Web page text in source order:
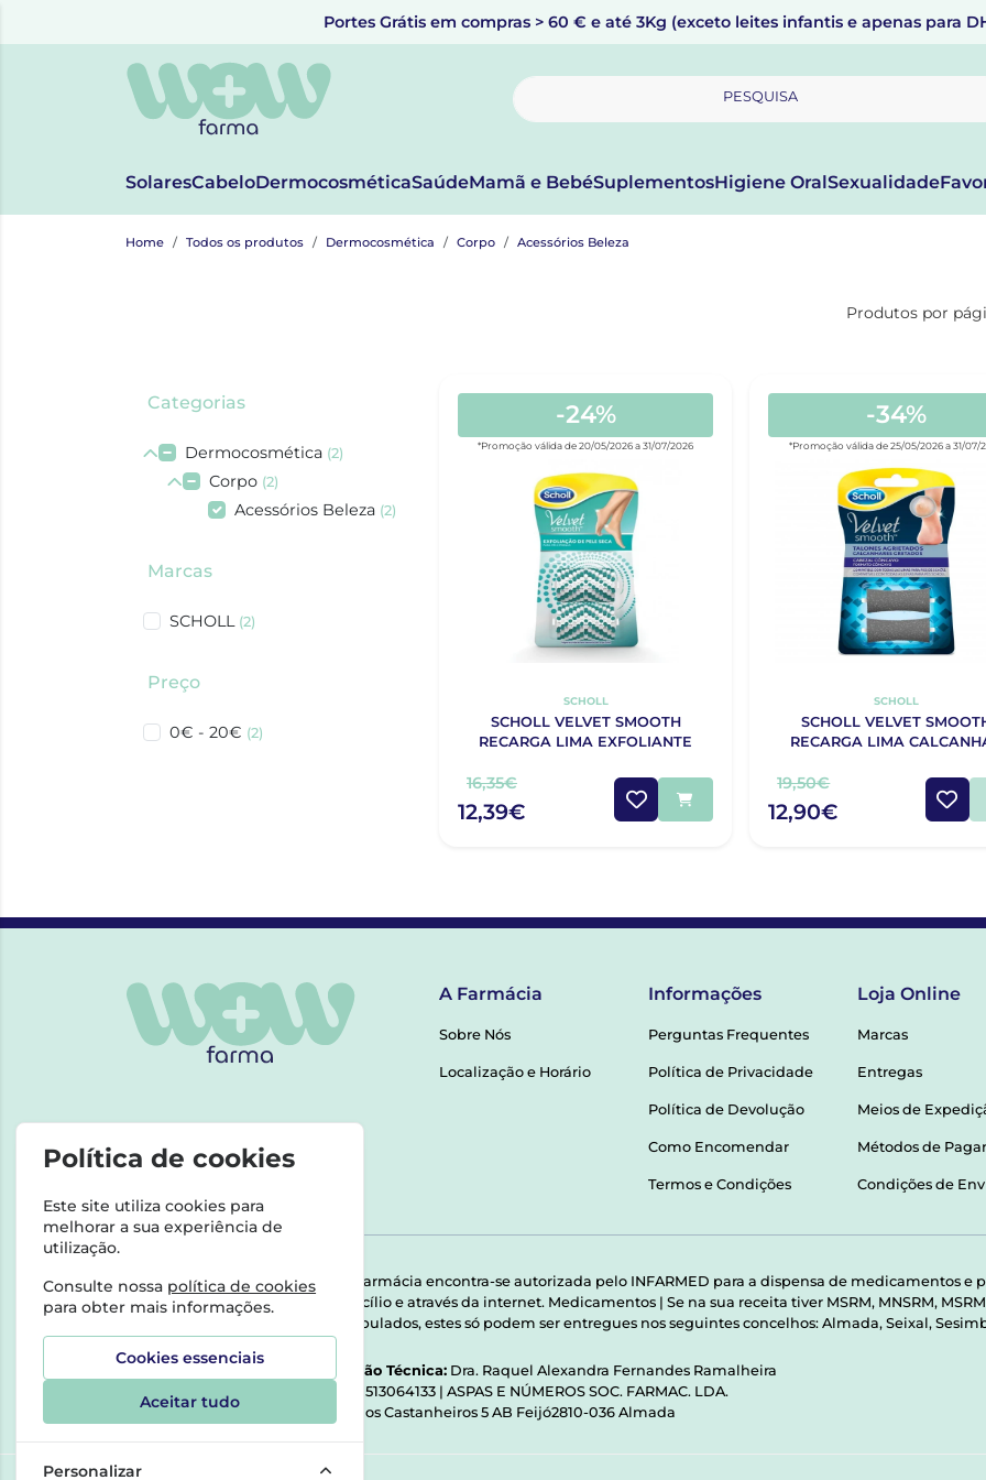
Portes Grátis em compras > 60 € e até 3Kg (exceto leites infantis e apenas para
PESQUISA
SolaresCabeloDermocosméticaSaúdeMamã e BebéSuplementosHigiene OralSexualidade
Home Todos os produtos Dermocosmética Corpo Acessórios Beleza
Produtos por
Categorias
Dermocosmética (2)
Corpo (2)
Acessórios Beleza (2)
Marcas
SCHOLL (2)
Preço
0€ - 20€ (2)
-24%
*Promoção válida de 20/05/2026 a 31/07/2026
SCHOLL
SCHOLL VELVET SMOOTH
RECARGA LIMA EXFOLIANTE
16,35€
12,39€
-34%
*Promoção válida de 25/05/2026 a 31/07/
SCHOLL
SCHOLL VELVET
RECARGA LIMA
19,50€
12,90€
A Farmácia
Sobre Nós
Localização e Horário
Informações
Perguntas Frequentes
Política de Privacidade
Política de Devolução
Como Encomendar
Termos e Condições
Loja Online
Marcas
Entregas
Meios de
Métodos de
Condições de
Esta farmácia encontra-se autorizada pelo INFARMED para a dispensa de medicamentos e
domicílio e através da internet. Medicamentos | Se na sua receita tiver MSRM, MNSRM,
Manipulados, estes só podem ser entregues nos seguintes concelhos: Almada, Seixal,
Direção Técnica: Dra. Raquel Alexandra Fernandes Ramalheira
513064133 | ASPAS E NÚMEROS SOC. FARMAC. LDA.
Rua dos Castanheiros 5 AB Feijó2810-036 Almada
Política de cookies
Este site utiliza cookies para
melhorar a sua experiência de
utilização.
Consulte nossa política de cookies
para obter mais informações.
Cookies essenciais
Aceitar tudo
Personalizar